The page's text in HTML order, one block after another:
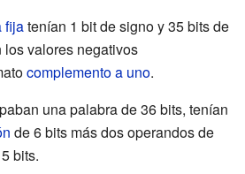
fijatenían 1 bit de signo y 35 bits de
valores negativos
complemento a uno.
una palabra de 36 bits, tenían
de 6 bits más dos operandos de
bits.